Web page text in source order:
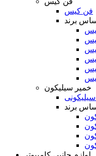
فن کیس
برند
خمیر سیلیکون
برند